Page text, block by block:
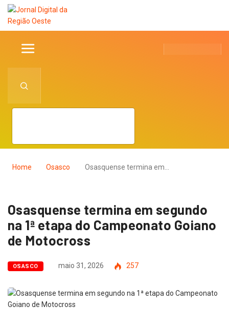
Home Osasco Osasquense termina em…
Osasquense termina em segundo
na 1ª etapa do Campeonato Goiano
de Motocross
OSASCO maio 31, 2026 257